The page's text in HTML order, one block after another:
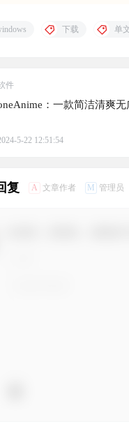
下载 单
件
：一款简洁清爽
5-22 12:51:54
复 A 文章作者 M 管理员